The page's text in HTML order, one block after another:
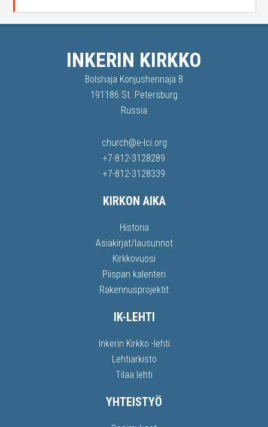
INKERIN KIRKKO
Bolshaja Konjushennaja 8
191186 St. Petersburg
Russia
church@e-lci.org
+7-812-3128289
+7-812-3128339
KIRKON AIKA
Historia
Asiakirjat/lausunnot
Kirkkovuosi
Piispan kalenteri
Rakennusprojektit
IK-LEHTI
Inkerin Kirkko -lehti
Lehtiarkisto
Tilaa lehti
YHTEISTYÖ